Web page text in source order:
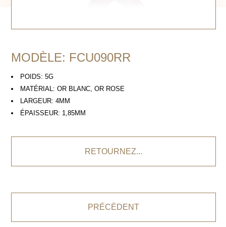
MODÈLE: FCU090RR
POIDS: 5G
MATÉRIAL: OR BLANC, OR ROSE
LARGEUR: 4MM
ÉPAISSEUR: 1,85MM
RETOURNEZ...
PRÉCÉDENT